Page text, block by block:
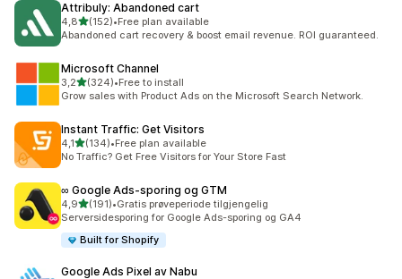
Attribuly: Abandoned cart
4,8av 5 stjerner
(152)
Totalt 152 omtaler
•Free plan available
Abandoned cart recovery & boost email revenue. ROI guaranteed.
Microsoft Channel
3,2av 5 stjerner
(324)
Totalt 324 omtaler
•Free to install
Grow sales with Product Ads on the Microsoft Search Network.
Instant Traffic: Get Visitors
4,1av 5 stjerner
(134)
Totalt 134 omtaler
•Free plan available
No Traffic? Get Free Visitors for Your Store Fast
∞ Google Ads‑sporing og GTM
4,9av 5 stjerner
(191)
Totalt 191 omtaler
•Gratis prøveperiode tilgjengelig
Serversidesporing for Google Ads-sporing og GA4
Built for Shopify
Google Ads Pixel av Nabu